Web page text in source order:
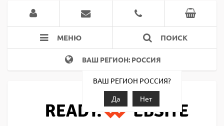
МЕНЮ ПОИСК
ВАШ РЕГИОН: РОССИЯ
ВАШ РЕГИОН РОССИЯ?
Да
Нет